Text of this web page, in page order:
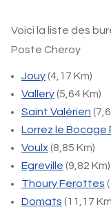
Voici la liste des
Poste Cheroy
Jouy(4,17 Km)
Vallery(5,64 Km)
Saint Valérien
Lorrez le Bocage
Voulx(8,85 Km)
Egreville (9,82 Km)
Thoury Ferottes
Domats (11,17